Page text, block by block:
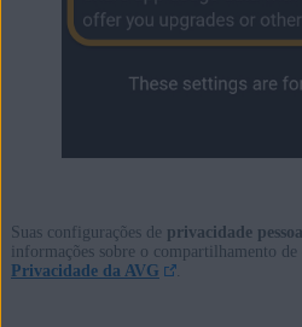
Suas configurações de privacidade
informações sobre o compartilhamento de
Privacidade da AVG